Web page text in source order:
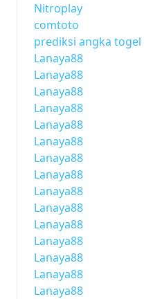
Nitroplay
comtoto
prediksi angka togel
Lanaya88
Lanaya88
Lanaya88
Lanaya88
Lanaya88
Lanaya88
Lanaya88
Lanaya88
Lanaya88
Lanaya88
Lanaya88
Lanaya88
Lanaya88
Lanaya88
Lanaya88